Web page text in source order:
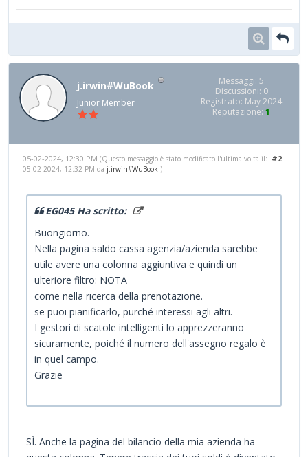
j.irwin#WuBook
Junior Member
Messaggi: 5
Discussioni: 0
Registrato: May 2024
Reputazione: 1
#2
05-02-2024, 12:30 PM (Questo messaggio è stato modificato l'ultima volta il:
05-02-2024, 12:32 PM da j.irwin#WuBook.)
EG045 Ha scritto:
Buongiorno.
Nella pagina saldo cassa agenzia/azienda sarebbe
utile avere una colonna aggiuntiva e quindi un
ulteriore filtro: NOTA
come nella ricerca della prenotazione.
se puoi pianificarlo, purché interessi agli altri.
I gestori di scatole intelligenti lo apprezzeranno
sicuramente, poiché il numero dell'assegno regalo è
in quel campo.
Grazie
SÌ. Anche la pagina del bilancio della mia azienda ha